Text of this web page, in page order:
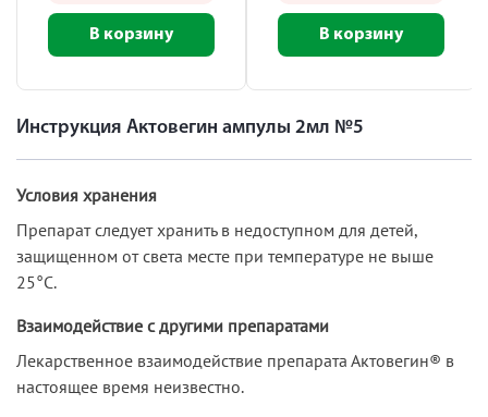
В корзину В корзину
Инструкция Актовегин ампулы 2мл №5
Условия хранения
Препарат следует хранить в недоступном для детей,
защищенном от света месте при температуре не выше
25°С.
Взаимодействие с другими препаратами
Лекарственное взаимодействие препарата Актовегин® в
настоящее время неизвестно.